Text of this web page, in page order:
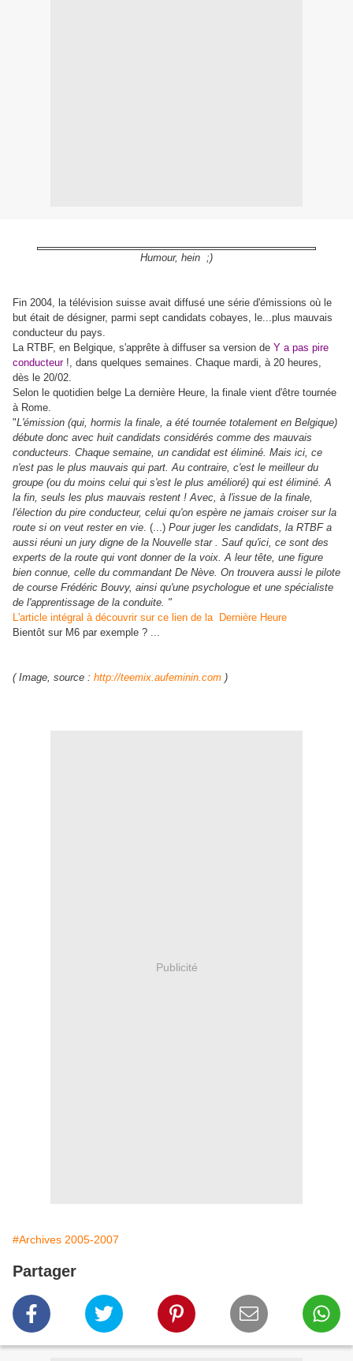
Humour, hein ;)
Fin 2004, la télévision suisse avait diffusé une série d'émissions où le
but était de désigner, parmi sept candidats cobayes, le...plus mauvais
conducteur du pays.
La RTBF, en Belgique, s'apprête à diffuser sa version de Y a pas pire
conducteur !, dans quelques semaines. Chaque mardi, à 20 heures,
dès le 20/02.
Selon le quotidien belge La dernière Heure, la finale vient d'être tournée
à Rome.
"L'émission (qui, hormis la finale, a été tournée totalement en Belgique)
débute donc avec huit candidats considérés comme des mauvais
conducteurs. Chaque semaine, un candidat est éliminé. Mais ici, ce
n'est pas le plus mauvais qui part. Au contraire, c'est le meilleur du
groupe (ou du moins celui qui s'est le plus amélioré) qui est éliminé. A
la fin, seuls les plus mauvais restent ! Avec, à l'issue de la finale,
l'élection du pire conducteur, celui qu'on espère ne jamais croiser sur la
route si on veut rester en vie. (...) Pour juger les candidats, la RTBF a
aussi réuni un jury digne de la Nouvelle star . Sauf qu'ici, ce sont des
experts de la route qui vont donner de la voix. A leur tête, une figure
bien connue, celle du commandant De Nève. On trouvera aussi le pilote
de course Frédéric Bouvy, ainsi qu'une psychologue et une spécialiste
de l'apprentissage de la conduite. "
L'article intégral à découvrir sur ce lien de la Dernière Heure
Bientôt sur M6 par exemple ? ...
( Image, source : http://teemix.aufeminin.com )
Publicité
#Archives 2005-2007
Partager